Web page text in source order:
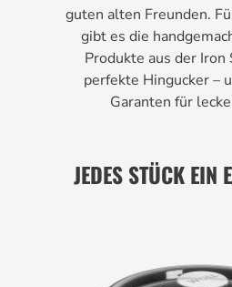
guten alten Freunden.
gibt es die
Produkte aus der Iron
perfekte Hingucker –
Garanten für
JEDES STÜCK EIN